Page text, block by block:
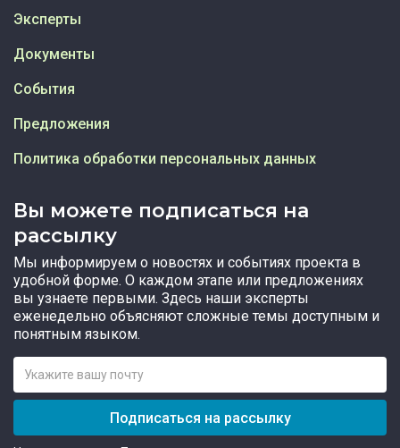
Вы можете подписаться на
рассылку
Мы информируем о новостях и событиях проекта в
удобной форме. О каждом этапе или предложениях
вы узнаете первыми. Здесь наши эксперты
еженедельно объясняют сложные темы доступным и
понятным языком.
Подписаться на рассылку
Эксперты
Документы
События
Предложения
Политика обработки персональных данных